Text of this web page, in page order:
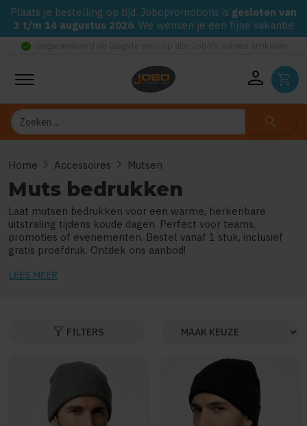
Plaats je bestelling op tijd. Jobopromotions is gesloten van
3 t/m 14 augustus 2026. We wensen je een fijne vakantie
check_circle
person shopping_cart
Zoeken search
Home chevron_right Accessoires chevron_right Mutsen
Muts bedrukken
Laat mutsen bedrukken voor een warme, herkenbare
uitstraling tijdens koude dagen. Perfect voor teams,
promoties of evenementen. Bestel vanaf 1 stuk, inclusief
gratis proefdruk. Ontdek ons aanbod!
LEES MEER
filter_alt FILTERS